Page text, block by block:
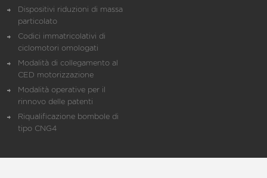
Dispositivi riduzioni di massa
particolato
Codici immatricolativi di
ciclomotori omologati
Modalità di collegamento al
CED motorizzazione
Modalità operative per il
rinnovo delle patenti
Riqualificazione bombole di
tipo CNG4